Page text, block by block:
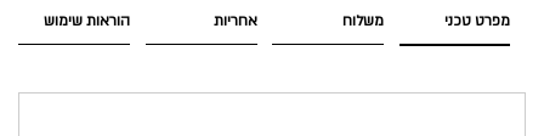
מפרט טכני משלוח אחריות הוראות שימוש